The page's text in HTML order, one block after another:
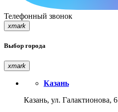
Телефонный звонок
xmark
Выбор города
xmark
Казань
Казань, ул. Галактионова, 6